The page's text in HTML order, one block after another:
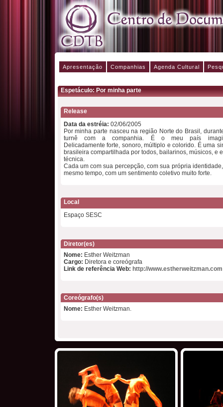
Apresentação Companhias Agenda Cultural
Espetáculo: Por minha parte
Release
Data da estréia: 02/06/2005
Por minha parte nasceu na região Norte do Brasil,
turnê com a companhia. É o meu país
Delicadamente forte, sonoro, múltiplo e colorido. É uma
brasileira compartilhada por todos, bailarinos, músicos, e
técnica.
Cada um com sua percepção, com sua própria
mesmo tempo, com um sentimento coletivo muito forte.
Local
Espaço SESC
Diretor(es)
Nome: Esther Weitzman
Cargo: Diretora e coreógrafa
Link de referência Web: http://www.estherweitzman.com
Coreógrafo(s)
Nome: Esther Weitzman.